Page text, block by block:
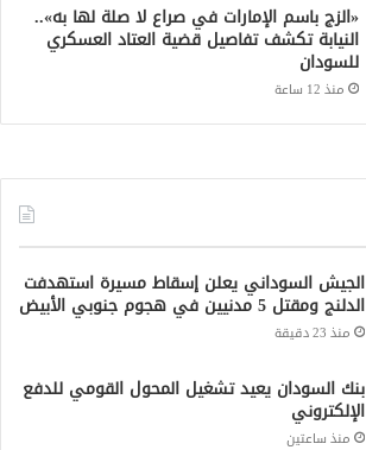
«الزج باسم الإمارات في صراع لا صلة لها به»..
النيابة تكشف تفاصيل قضية العتاد العسكري
للسودان
منذ 12 ساعة
الجيش السوداني يعلن إسقاط مسيرة استهدفت
الدلنج ومقتل 5 مدنيين في هجوم جنوبي الأبيض
منذ 23 دقيقة
بنك السودان يعيد تشغيل المحول القومي للدفع
الإلكتروني
منذ ساعتين